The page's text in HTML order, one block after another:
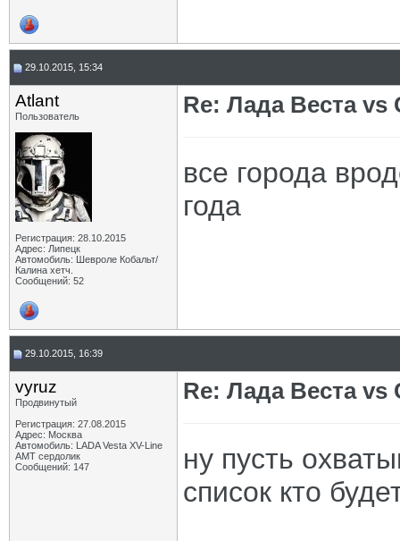
29.10.2015, 15:34
Atlant
Пользователь
Регистрация: 28.10.2015
Адрес: Липецк
Автомобиль: Шевроле Кобальт/
Калина хетч.
Сообщений: 52
Re: Лада Веста vs
все города
года
29.10.2015, 16:39
vyruz
Продвинутый
Регистрация: 27.08.2015
Адрес: Москва
Автомобиль: LADA Vesta XV-Line
AMT сердолик
Сообщений: 147
Re: Лада Веста vs
ну пусть
список кто